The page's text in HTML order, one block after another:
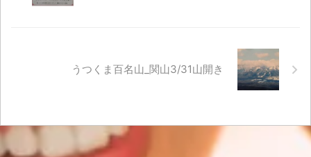
うつくま百名山_関山3/31山開き